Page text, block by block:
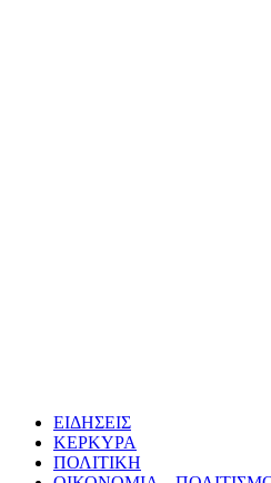
ΕΙΔΗΣΕΙΣ
ΚΕΡΚΥΡΑ
ΠΟΛΙΤΙΚΗ